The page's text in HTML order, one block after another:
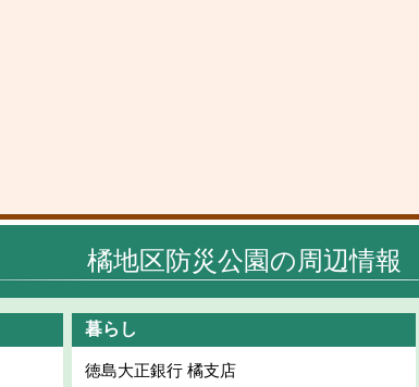
橘地区防災公園の周辺情報
暮らし
徳島大正銀行 橘支店